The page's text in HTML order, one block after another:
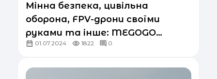
Мінна безпека, цивільна
оборона, FPV-дрони своїми
руками та інше: MEGOGO
відкрив безплатний доступ до
01.07.2024 1822 0